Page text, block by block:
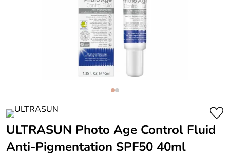
ULTRASUN Photo Age Control Fluid
Anti-Pigmentation SPF50 40ml